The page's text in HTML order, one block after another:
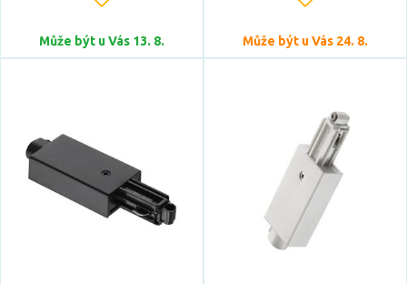
Může být u Vás 13. 8. Může být u Vás 24. 8.